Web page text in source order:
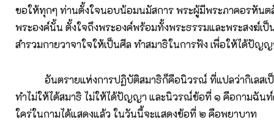
ขอให้ทุกๆ ท่านตั้งใจนอบน้อมนมัสการ พระผู้มีพระภาคอรหันต
พระองค์นั้น ตั้งใจถึงพระองค์พร้อมทั้งพระธรรมและพระสงฆ์เ
สำรวมกายวาจาใจให้เป็นศีล ทำสมาธิในการฟัง เพื่อให้ได้ปัญ
อันตรายแห่งการปฏิบัติสมาธิก็คือนิวรณ์ ที่แปลว่ากิเลสเป็
ทำไม่ให้ได้สมาธิ ไม่ให้ได้ปัญญา และนิวรณ์ข้อที่ ๑ คือกามฉัน
ใคร่ในกามได้แสดงแล้ว ในวันนี้จะแสดงข้อที่ ๒ คือพยาบาท